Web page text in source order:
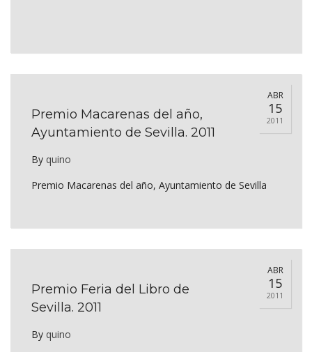
ABR
15
2011
Premio Macarenas del año,
Ayuntamiento de Sevilla. 2011
By quino
Premio Macarenas del año, Ayuntamiento de Sevilla
ABR
15
2011
Premio Feria del Libro de
Sevilla. 2011
By quino